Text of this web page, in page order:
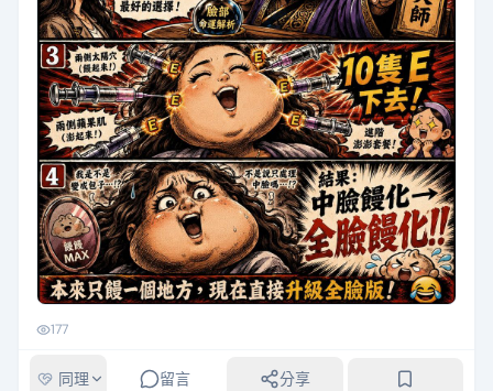
177
同理 留言 分享